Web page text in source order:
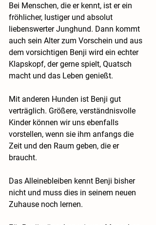
Bei Menschen, die er kennt, ist er ein
fröhlicher, lustiger und absolut
liebenswerter Junghund. Dann kommt
auch sein Alter zum Vorschein und aus
dem vorsichtigen Benji wird ein echter
Klapskopf, der gerne spielt, Quatsch
macht und das Leben genießt.
Mit anderen Hunden ist Benji gut
verträglich. Größere, verständnisvolle
Kinder können wir uns ebenfalls
vorstellen, wenn sie ihm anfangs die
Zeit und den Raum geben, die er
braucht.
Das Alleinebleiben kennt Benji bisher
nicht und muss dies in seinem neuen
Zuhause noch lernen.